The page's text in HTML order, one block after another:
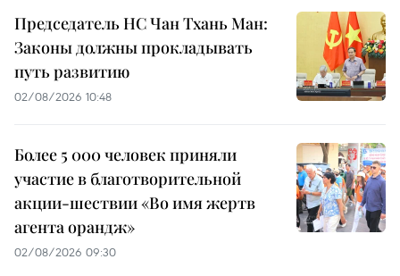
Председатель НС Чан Тхань Ман:
Законы должны прокладывать
путь развитию
02/08/2026 10:48
Более 5 000 человек приняли
участие в благотворительной
акции-шествии «Во имя жертв
агента орандж»
02/08/2026 09:30